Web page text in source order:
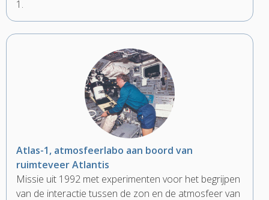
1.
Atlas-1, atmosfeerlabo aan boord van
ruimteveer Atlantis
Missie uit 1992 met experimenten voor het begrijpen
van de interactie tussen de zon en de atmosfeer van